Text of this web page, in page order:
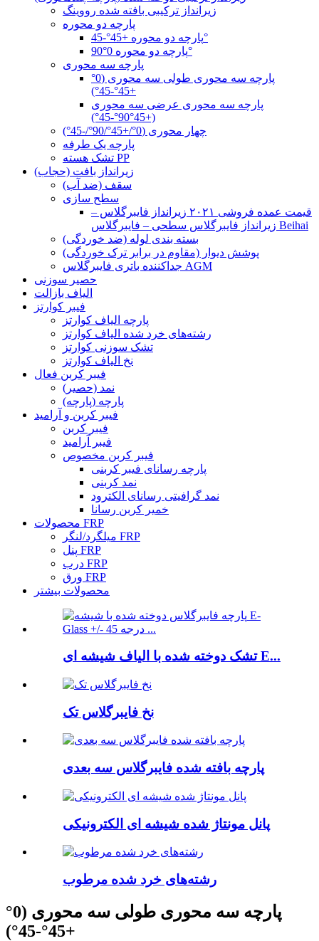
زیرانداز ترکیبی بافته شده رووینگ
پارچه دو محوره
پارچه دو محوره +45°-45°
پارچه دو محوره 0°90°
پارچه سه محوری
پارچه سه محوری طولی سه محوری (0°
+45°-45°)
پارچه سه محوری عرضی سه محوری
(+45°90°-45°)
چهار محوری (0°/+45°/90°/-45°)
پارچه یک طرفه
تشک هسته PP
زیرانداز بافت (حجاب)
سقف (ضد آب)
سطح سازی
قیمت عمده فروشی ۲۰۲۱ زیرانداز فایبرگلاس –
زیرانداز فایبرگلاس سطحی – فایبرگلاس Beihai
بسته بندی لوله (ضد خوردگی)
پوشش دیوار (مقاوم در برابر ترک خوردگی)
جداکننده باتری فایبرگلاس AGM
حصیر سوزنی
الیاف بازالت
فیبر کوارتز
پارچه الیاف کوارتز
رشته‌های خرد شده الیاف کوارتز
تشک سوزنی کوارتز
نخ الیاف کوارتز
فیبر کربن فعال
نمد (حصیر)
پارچه (پارچه)
فیبر کربن و آرامید
فیبر کربن
فیبر آرامید
فیبر کربن مخصوص
پارچه رسانای فیبر کربنی
نمد کربنی
نمد گرافیتی رسانای الکترود
خمیر کربن رسانا
محصولات FRP
میلگرد/لنگر FRP
پنل FRP
درب FRP
ورق FRP
محصولات بیشتر
تشک دوخته شده با الیاف شیشه ای E...
نخ فایبرگلاس تک
پارچه بافته شده فایبرگلاس سه بعدی
پانل مونتاژ شده شیشه ای الکترونیکی
رشته‌های خرد شده مرطوب
پارچه سه محوری طولی سه محوری (0°
+45°-45°)